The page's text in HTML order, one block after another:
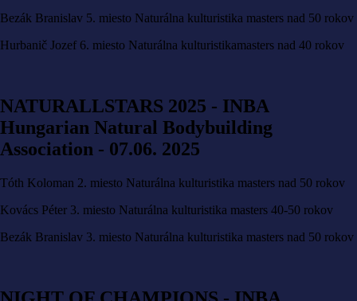
Bezák Branislav 5. miesto Naturálna kulturistika masters nad 50 rokov
Hurbanič Jozef 6. miesto Naturálna kulturistikamasters nad 40 rokov
NATURALLSTARS 2025 - INBA
Hungarian Natural Bodybuilding
Association - 07.06. 2025
Tóth Koloman 2. miesto Naturálna kulturistika masters nad 50 rokov
Kovács Péter 3. miesto Naturálna kulturistika masters 40-50 rokov
Bezák Branislav 3. miesto Naturálna kulturistika masters nad 50 rokov